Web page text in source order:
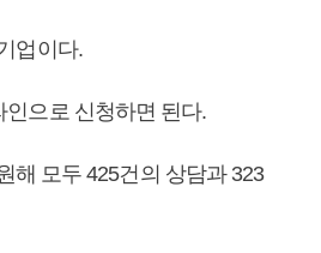
업이다.
으로 신청하면 된다.
해 모두 425건의 상담과 323